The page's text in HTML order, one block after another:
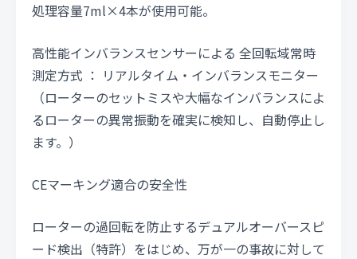
処理容量7ml×4本が使用可能。
高性能インバランスセンサーによる 全回転域常時
測定方式 ： リアルタイム・インバランスモニター
（ローターのセットミスや大幅なインバランスによ
るローターの異常振動を確実に検知し、自動停止し
ます。）
CEマーキング適合の安全性
ローターの過回転を防止するデュアルオーバースピ
ード検出（特許）をはじめ、万が一の事故に対して